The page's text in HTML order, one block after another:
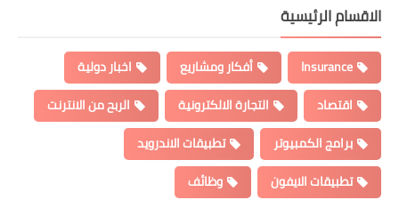
الاقسام الرئيسية
Insurance أفكار ومشاريع
اخبار دولية
اقتصاد
التجارة الالكترونية
الربح من الانترنت
برامج الكمبيوتر
تطبيقات الاندرويد
تطبيقات الايفون
وظائف